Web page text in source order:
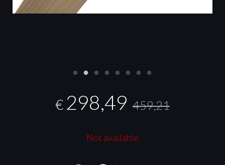
€ 298,49 459,21
Not available